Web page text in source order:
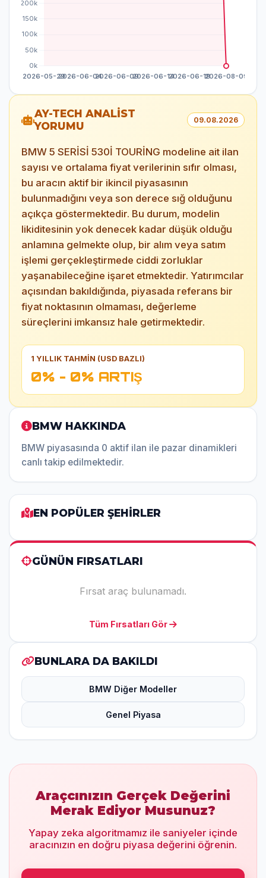
AY-TECH ANALİST
YORUMU
09.08.2026
BMW 5 SERİSİ 530İ TOURİNG modeline ait ilan
sayısı ve ortalama fiyat verilerinin sıfır olması,
bu aracın aktif bir ikincil piyasasının
bulunmadığını veya son derece sığ olduğunu
açıkça göstermektedir. Bu durum, modelin
likiditesinin yok denecek kadar düşük olduğu
anlamına gelmekte olup, bir alım veya satım
işlemi gerçekleştirmede ciddi zorluklar
yaşanabileceğine işaret etmektedir. Yatırımcılar
açısından bakıldığında, piyasada referans bir
fiyat noktasının olmaması, değerleme
süreçlerini imkansız hale getirmektedir.
1 YILLIK TAHMİN (USD BAZLI)
0% - 0% ARTIŞ
BMW HAKKINDA
BMW piyasasında 0 aktif ilan ile pazar dinamikleri
canlı takip edilmektedir.
EN POPÜLER ŞEHİRLER
GÜNÜN FIRSATLARI
Fırsat araç bulunamadı.
Tüm Fırsatları Gör
BUNLARA DA BAKILDI
BMW Diğer Modeller
Genel Piyasa
Araçcınızın Gerçek Değerini
Merak Ediyor Musunuz?
Yapay zeka algoritmamız ile saniyeler içinde
aracınızın en doğru piyasa değerini öğrenin.